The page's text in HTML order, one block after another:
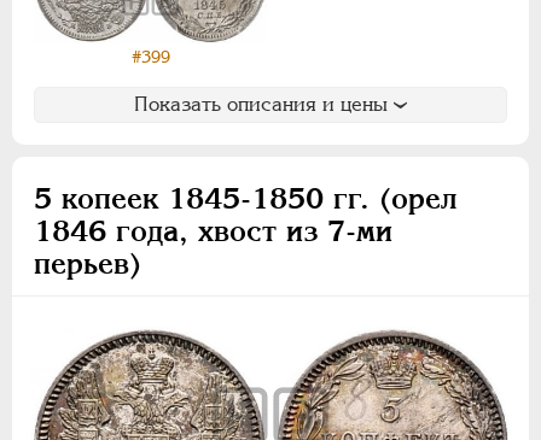
#399
Показать описания и цены
5 копеек 1845-1850 гг. (орел
1846 года, хвост из 7-ми
перьев)